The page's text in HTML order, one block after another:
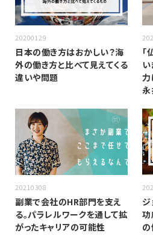
20200129
日本の働き方はおかしい？海
外の働き方と比べて見えてくる
違いや問題
力
永
20210308
副業で会社のHR部門を支え
る。パラレルワークを通して拡
がったキャリアの可能性
功